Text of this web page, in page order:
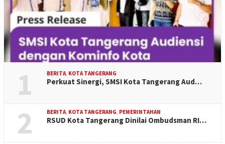
1 BERITA, KOTA TANGERANG
Perkuat Sinergi, SMSI Kota Tangerang Aud…
2 BERITA, KOTA TANGERANG, PEMERINTAHAN
RSUD Kota Tangerang Dinilai Ombudsman RI…